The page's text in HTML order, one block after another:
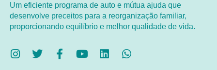
Um eficiente programa de auto e mútua ajuda que
desenvolve preceitos para a reorganização familiar,
proporcionando equilíbrio e melhor qualidade de vida.